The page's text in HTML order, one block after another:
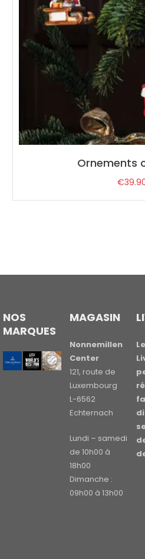
Ornements
€
NOS
MARQUES
MAGASIN
Nonnemillen
Center
121, route de
Luxembourg
L-6562
Echternach
Lundi – samedi
de 10h00 à
18h00
Dimanche :
09h00 à 13h00